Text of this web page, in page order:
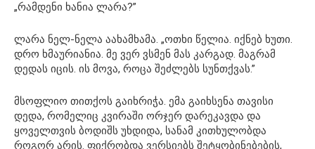
„რამდენი ხანია ლარა?”
ლარა ნელ-ნელა აახამხამა. „ოთხი წელია. იქნებ ხუთი.
დრო ხმაურიანია. მე ვერ ვსმენ მას კარგად. მაგრამ
დედას იცის. ის მოვა, როცა შეძლებს სუნთქვას.”
მსოფლიო თითქოს გაიხრიჭა. ემა გაიხსენა თავისი
დედა, რომელიც კვირაში ორჯერ დარეკავდა და
ყოველთვის ბოდიშს უხდიდა, სანამ კითხულობდა
როგორ არის. ფიქრობდა ვერსიებს შეტყობინებების,